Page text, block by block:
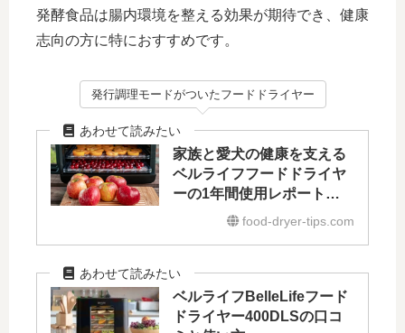
発酵食品は腸内環境を整える効果が期待でき、健康
志向の方に特におすすめです。
発行調理モードがついたフードドライヤー
家族と愛犬の健康を支える
ベルライフフードドライヤ
ーの1年間使用レポート
【BLF-400DLS】food-dryer-tips.com
ベルライフBelleLifeフード
ドライヤー400DLSの口コ